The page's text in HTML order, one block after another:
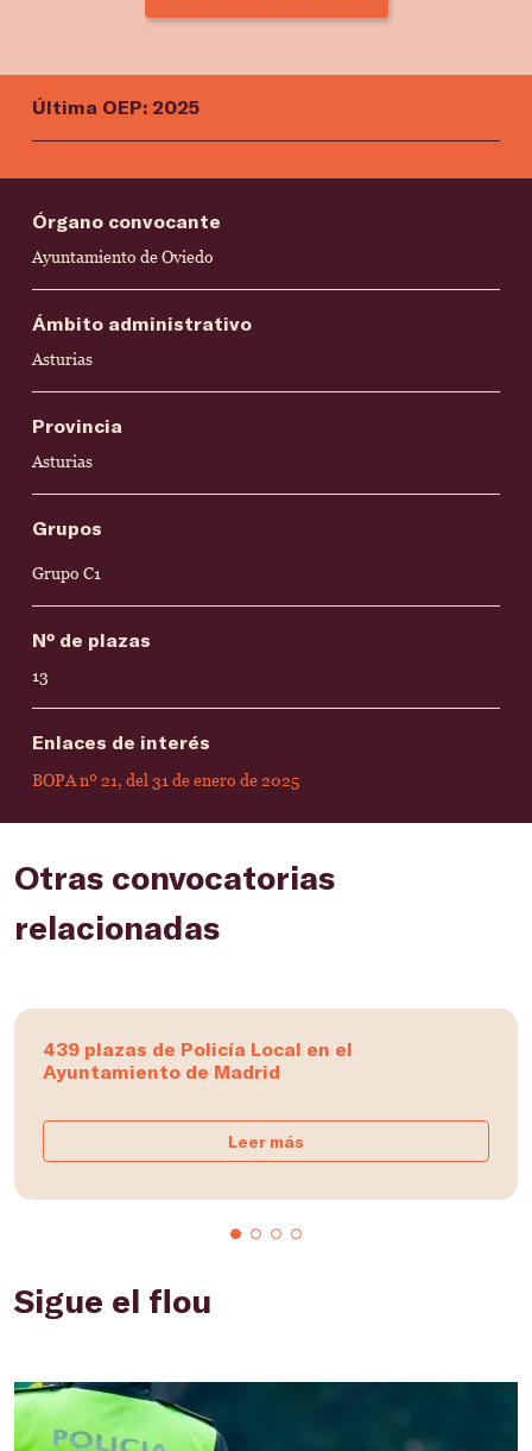
Última OEP: 2025
Órgano convocante
Ayuntamiento de Oviedo
Ámbito administrativo
Asturias
Provincia
Asturias
Grupos
Grupo C1
Nº de plazas
13
Enlaces de interés
BOPA nº 21, del 31 de enero de 2025
Otras convocatorias
relacionadas
439 plazas de Policía Local en el
Ayuntamiento de Madrid
Leer más
Sigue el flou